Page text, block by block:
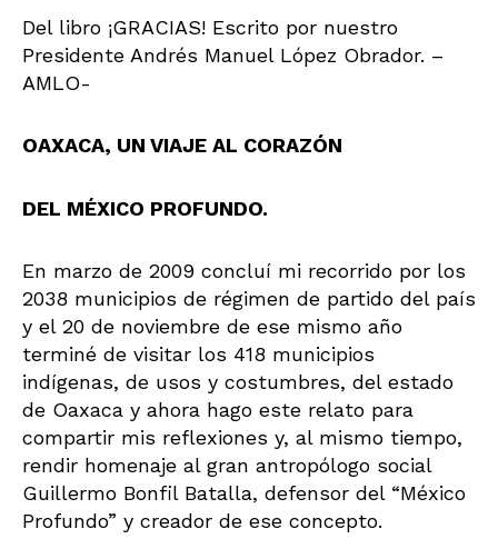
Del libro ¡GRACIAS! Escrito por nuestro
Presidente Andrés Manuel López Obrador. –
AMLO-
OAXACA, UN VIAJE AL CORAZÓN
DEL MÉXICO PROFUNDO.
En marzo de 2009 concluí mi recorrido por los
2038 municipios de régimen de partido del país
y el 20 de noviembre de ese mismo año
terminé de visitar los 418 municipios
indígenas, de usos y costumbres, del estado
de Oaxaca y ahora hago este relato para
compartir mis reflexiones y, al mismo tiempo,
rendir homenaje al gran antropólogo social
Guillermo Bonfil Batalla, defensor del “México
Profundo” y creador de ese concepto.